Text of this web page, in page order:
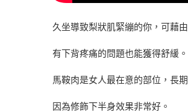
久坐導致梨狀肌緊繃的你，可藉
有下背疼痛的問題也能獲得舒緩。
馬鞍肉是女人最在意的部位，長
因為修飾下半身效果非常好。